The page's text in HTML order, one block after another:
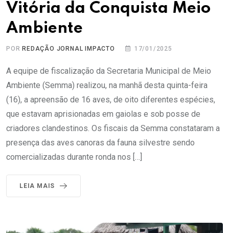
Vitória da Conquista Meio
Ambiente
POR REDAÇÃO JORNAL IMPACTO 17/01/2025
A equipe de fiscalização da Secretaria Municipal de Meio
Ambiente (Semma) realizou, na manhã desta quinta-feira
(16), a apreensão de 16 aves, de oito diferentes espécies,
que estavam aprisionadas em gaiolas e sob posse de
criadores clandestinos. Os fiscais da Semma constataram a
presença das aves canoras da fauna silvestre sendo
comercializadas durante ronda nos […]
LEIA MAIS